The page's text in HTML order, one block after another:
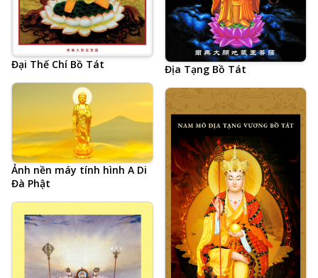
Đại Thế Chí Bồ Tát Địa Tạng Bồ Tát
Ảnh nền máy tính hình A Di
Đà Phật